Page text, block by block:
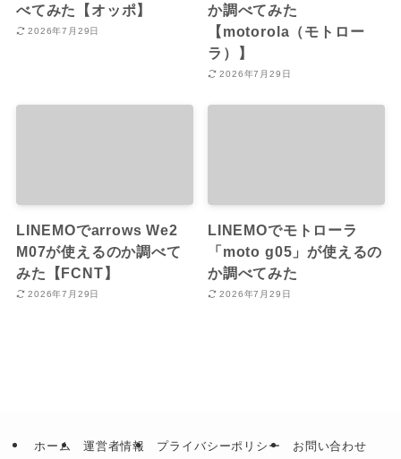
べてみた【オッポ】
2026年7月29日
か調べてみた
【motorola（モトロー
ラ）】
2026年7月29日
LINEMOでarrows We2
M07が使えるのか調べて
みた【FCNT】
2026年7月29日
LINEMOでモトローラ
「moto g05」が使えるの
か調べてみた
2026年7月29日
ホーム 運営者情報 プライバシーポリシー お問い合わせ